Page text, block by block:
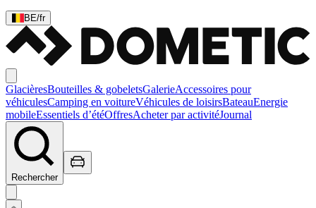
BE/fr
GlacièresBouteilles & gobeletsGalerieAccessoires pour
véhiculesCamping en voitureVéhicules de loisirsBateauEnergie
mobileEssentiels d’étéOffresAcheter par activitéJournal
Rechercher